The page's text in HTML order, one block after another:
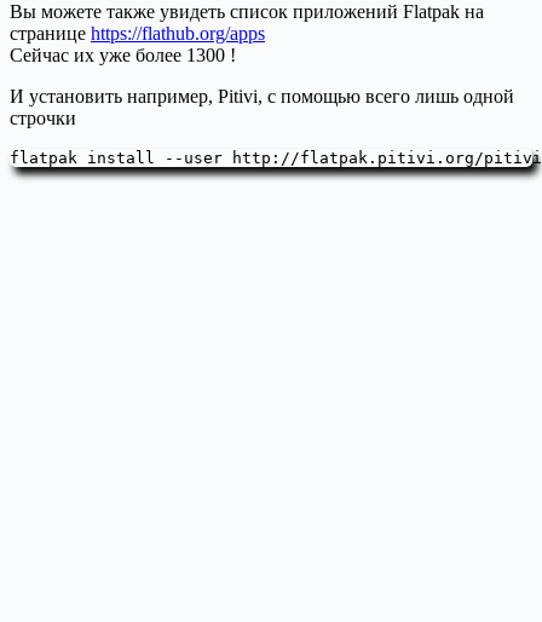
Вы можете также увидеть список приложений Flatpak на
странице https://flathub.org/apps
Сейчас их уже более 1300 !
И установить например, Pitivi, с помощью всего лишь одной
строчки
flatpak install --user http://flatpak.pitivi.org/